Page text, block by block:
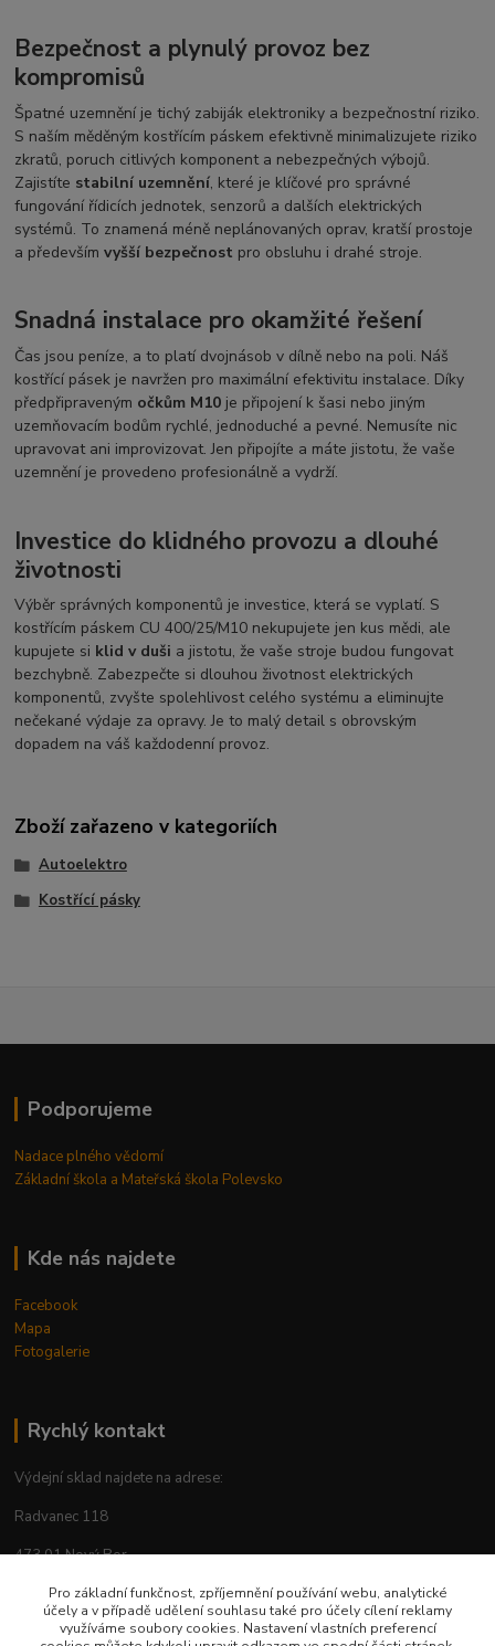
Bezpečnost a plynulý provoz bez
kompromisů
Špatné uzemnění je tichý zabiják elektroniky a bezpečnostní riziko.
S naším měděným kostřícím páskem efektivně minimalizujete riziko
zkratů, poruch citlivých komponent a nebezpečných výbojů.
Zajistíte stabilní uzemnění, které je klíčové pro správné
fungování řídicích jednotek, senzorů a dalších elektrických
systémů. To znamená méně neplánovaných oprav, kratší prostoje
a předevšímvyšší bezpečnost pro obsluhu i drahé stroje.
Snadná instalace pro okamžité řešení
Čas jsou peníze, a to platí dvojnásob v dílně nebo na poli. Náš
kostřící pásek je navržen pro maximální efektivitu instalace. Díky
předpřipraveným očkům M10 je připojení k šasi nebo jiným
uzemňovacím bodům rychlé, jednoduché a pevné. Nemusíte nic
upravovat ani improvizovat. Jen připojíte a máte jistotu, že vaše
uzemnění je provedeno profesionálně a vydrží.
Investice do klidného provozu a dlouhé
životnosti
Výběr správných komponentů je investice, která se vyplatí. S
kostřícím páskem CU 400/25/M10 nekupujete jen kus mědi, ale
kupujete si klid v duši a jistotu, že vaše stroje budou fungovat
bezchybně. Zabezpečte si dlouhou životnost elektrických
komponentů, zvyšte spolehlivost celého systému a eliminujte
nečekané výdaje za opravy. Je to malý detail s obrovským
dopadem na váš každodenní provoz.
Zboží zařazeno v kategoriích
Autoelektro
Kostřící pásky
Podporujeme
Nadace plného vědomí
Základní škola a Mateřská škola Polevsko
Kde nás najdete
Facebook
Mapa
Fotogalerie
Rychlý kontakt
Výdejní sklad najdete na adrese:
Radvanec 118
473 01 Nový Bor
tel: +420 605 283 713
Pro základní funkčnost, zpříjemnění používání webu, analytické
účely a v případě udělení souhlasu také pro účely cílení reklamy
využíváme soubory cookies. Nastavení vlastních preferencí